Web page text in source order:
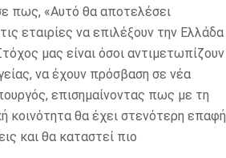
πως, «Αυτό θα αποτελέσει
εταιρίες να επιλέξουν την Ελλάδα
μας είναι όσοι αντιμετωπίζουν
να έχουν πρόσβαση σε νέα
επισημαίνοντας πως με τη
κοινότητα θα έχει στενότερη επαφή
και θα καταστεί πιο